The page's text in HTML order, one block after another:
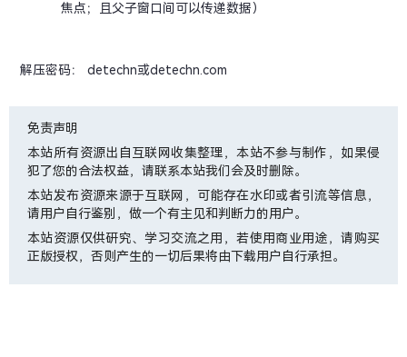
焦点；且父子窗口间可以传递数据）
解压密码： detechn或detechn.com
免责声明
本站所有资源出自互联网收集整理，本站不参与制作，如果侵
犯了您的合法权益，请联系本站我们会及时删除。
本站发布资源来源于互联网，可能存在水印或者引流等信息，
请用户自行鉴别，做一个有主见和判断力的用户。
本站资源仅供研究、学习交流之用，若使用商业用途，请购买
正版授权，否则产生的一切后果将由下载用户自行承担。